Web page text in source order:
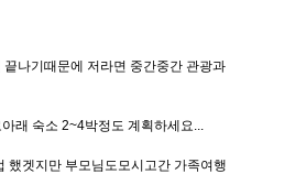
나기때문에 저라면 중간중간 관광과
래 숙소 2~4박정도 계획하세요...
했겟지만 부모님도모시고간 가족여행